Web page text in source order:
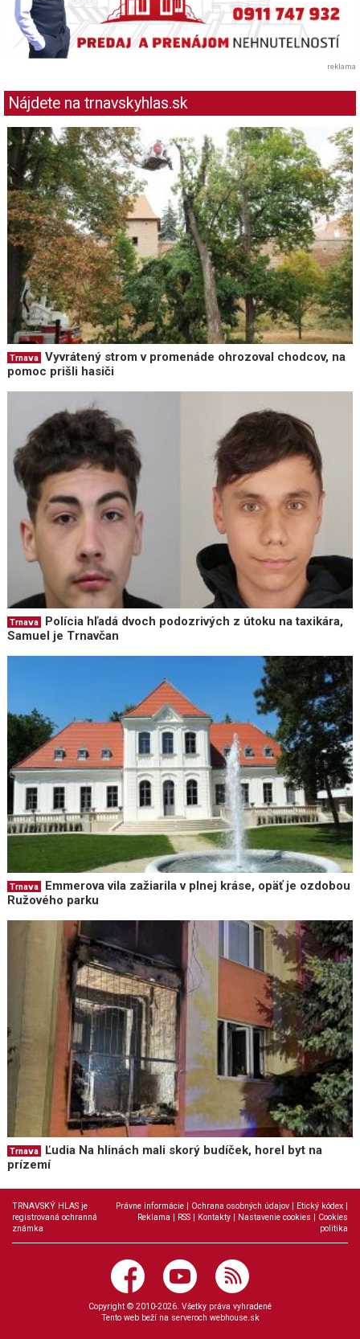
reklama
Nájdete na trnavskyhlas.sk
Trnava
Vyvrátený strom v promenáde ohrozoval chodcov, na
pomoc prišli hasiči
Trnava
Polícia hľadá dvoch podozrivých z útoku na taxikára,
Samuel je Trnavčan
Trnava
Emmerova vila zažiarila v plnej kráse, opäť je ozdobou
Ružového parku
Trnava
Ľudia Na hlinách mali skorý budíček, horel byt na
prízemí
TRNAVSKÝ HLAS je
registrovaná ochranná
známka
Právne informácie | Ochrana osobných údajov | Etický kódex |
Reklama | RSS | Kontakty | Nastavenie cookies | Cookies
politika
Copyright © 2010-2026. Všetky práva vyhradené
Tento web beží na serveroch webhouse.sk